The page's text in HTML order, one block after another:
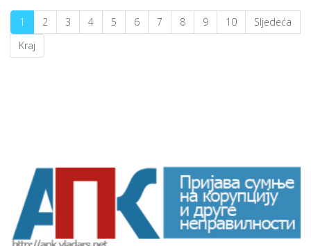
1 2 3 4 5 6 7 8 9 10
Sljedeća
Kraj